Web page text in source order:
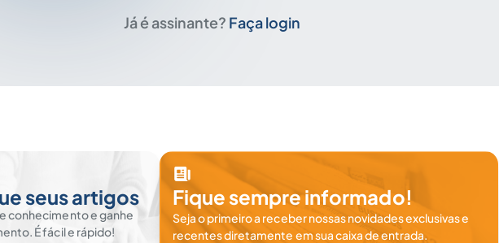
Já é assinante? Faça login
seus artigos
conhecimento e ganhe
É fácil e rápido!
Fique sempre informado!
Seja o primeiro a receber nossas novidades exclusivas e
recentes diretamente em sua caixa de entrada.